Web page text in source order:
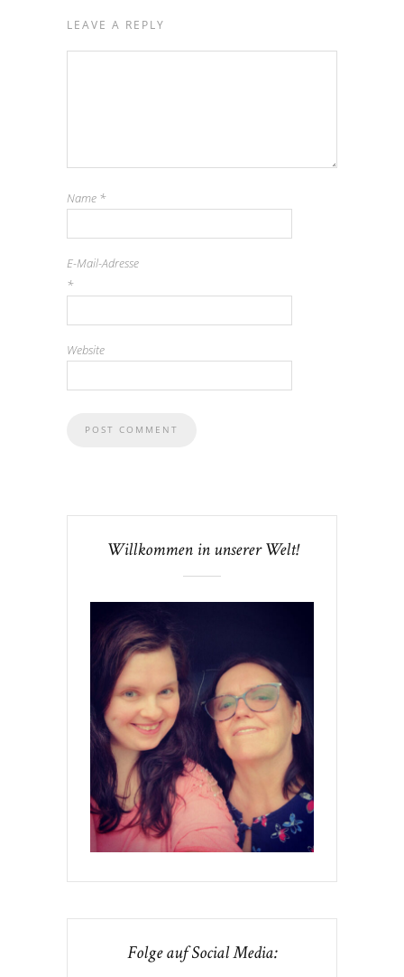
LEAVE A REPLY
Name *
E-Mail-Adresse
*
Website
Willkommen in unserer Welt!
Folge auf Social Media: